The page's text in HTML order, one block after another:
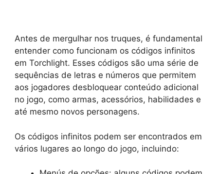
Antes de mergulhar nos truques, é fundamental
entender como funcionam os códigos infinitos
em Torchlight. Esses códigos são uma série de
sequências de letras e números que permitem
aos jogadores desbloquear conteúdo adicional
no jogo, como armas, acessórios, habilidades e
até mesmo novos personagens.
Os códigos infinitos podem ser encontrados em
vários lugares ao longo do jogo, incluindo: